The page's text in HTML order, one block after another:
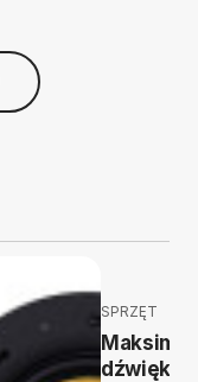
SPRZĘT
dźwięku,